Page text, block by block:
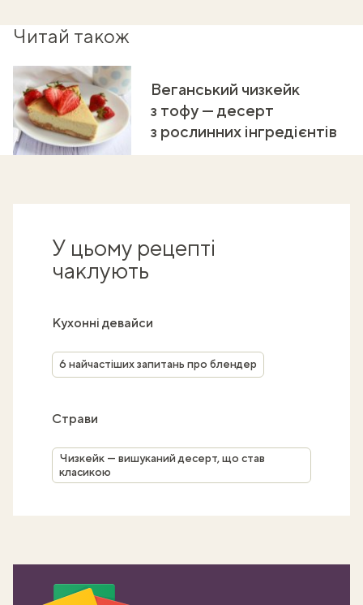
Читай також
Веганський чизкейк
з тофу — десерт
з рослинних інгредієнтів
У цьому рецепті
чаклують
Кухонні девайси
6 найчастіших запитань про блендер
Страви
Чизкейк — вишуканий десерт, що став
класикою